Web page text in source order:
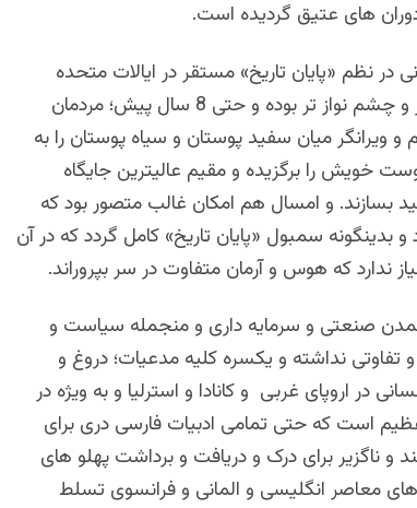
های عتیق گردیده است.
در نظم «پایان تاریخ» مستقر در ایالات متحده
امریکا از همه جای دیگر دنیا نظر گیر تر و چشم نواز تر بوده و حتی 8 سال پیش؛ مردمان
ویرانگر میان سفید پوستان و سیاه پوستان را به
خویش را برگزیده و مقیم عالیترین جایگاه
بسازند. و امسال هم امکان غالب متصور بود که
سمبول «پایان تاریخ» کامل گردد که در آن
ندارد که هوس و آرمان متفاوت در سر بپروراند.
صنعتی و سرمایه داری و منجمله سیاست و
تفاوتی نداشته و یکسره کلیه مدعیات؛ دروغ و
در اروپای غربی و کانادا و استرلیا و به ویژه در
است که حتی تمامی ادبیات فارسی دری برای
و ناگزیر برای درک و دریافت و برداشت پهلو های
های معاصر انگلیسی و المانی و فرانسوی تسلط